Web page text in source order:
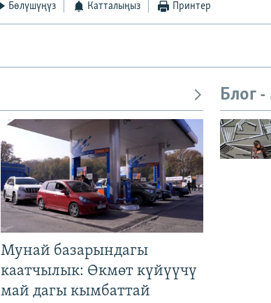
Бөлүшүңүз Катталыңыз Принтер
Мунай базарындагы
каатчылык: Өкмөт күйүүчү
май дагы кымбаттай
Блог